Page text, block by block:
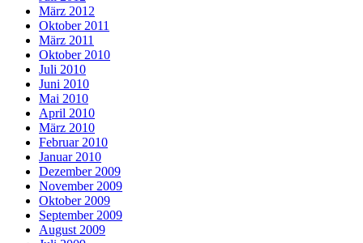
März 2012
Oktober 2011
März 2011
Oktober 2010
Juli 2010
Juni 2010
Mai 2010
April 2010
März 2010
Februar 2010
Januar 2010
Dezember 2009
November 2009
Oktober 2009
September 2009
August 2009